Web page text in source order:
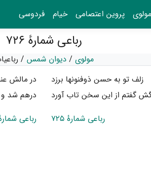
مولوی پروین اعتصامی خیام فردوسی
رباعی شمارهٔ ۷۲۶
مولوی / دیوان شمس /
زلف تو به حسن ذوفنونها برزد
در مالش
گفتم از این سخن تاب آورد
درهم شد و
رباعی شمارهٔ ۷۲۵
رباعی شمارهٔ